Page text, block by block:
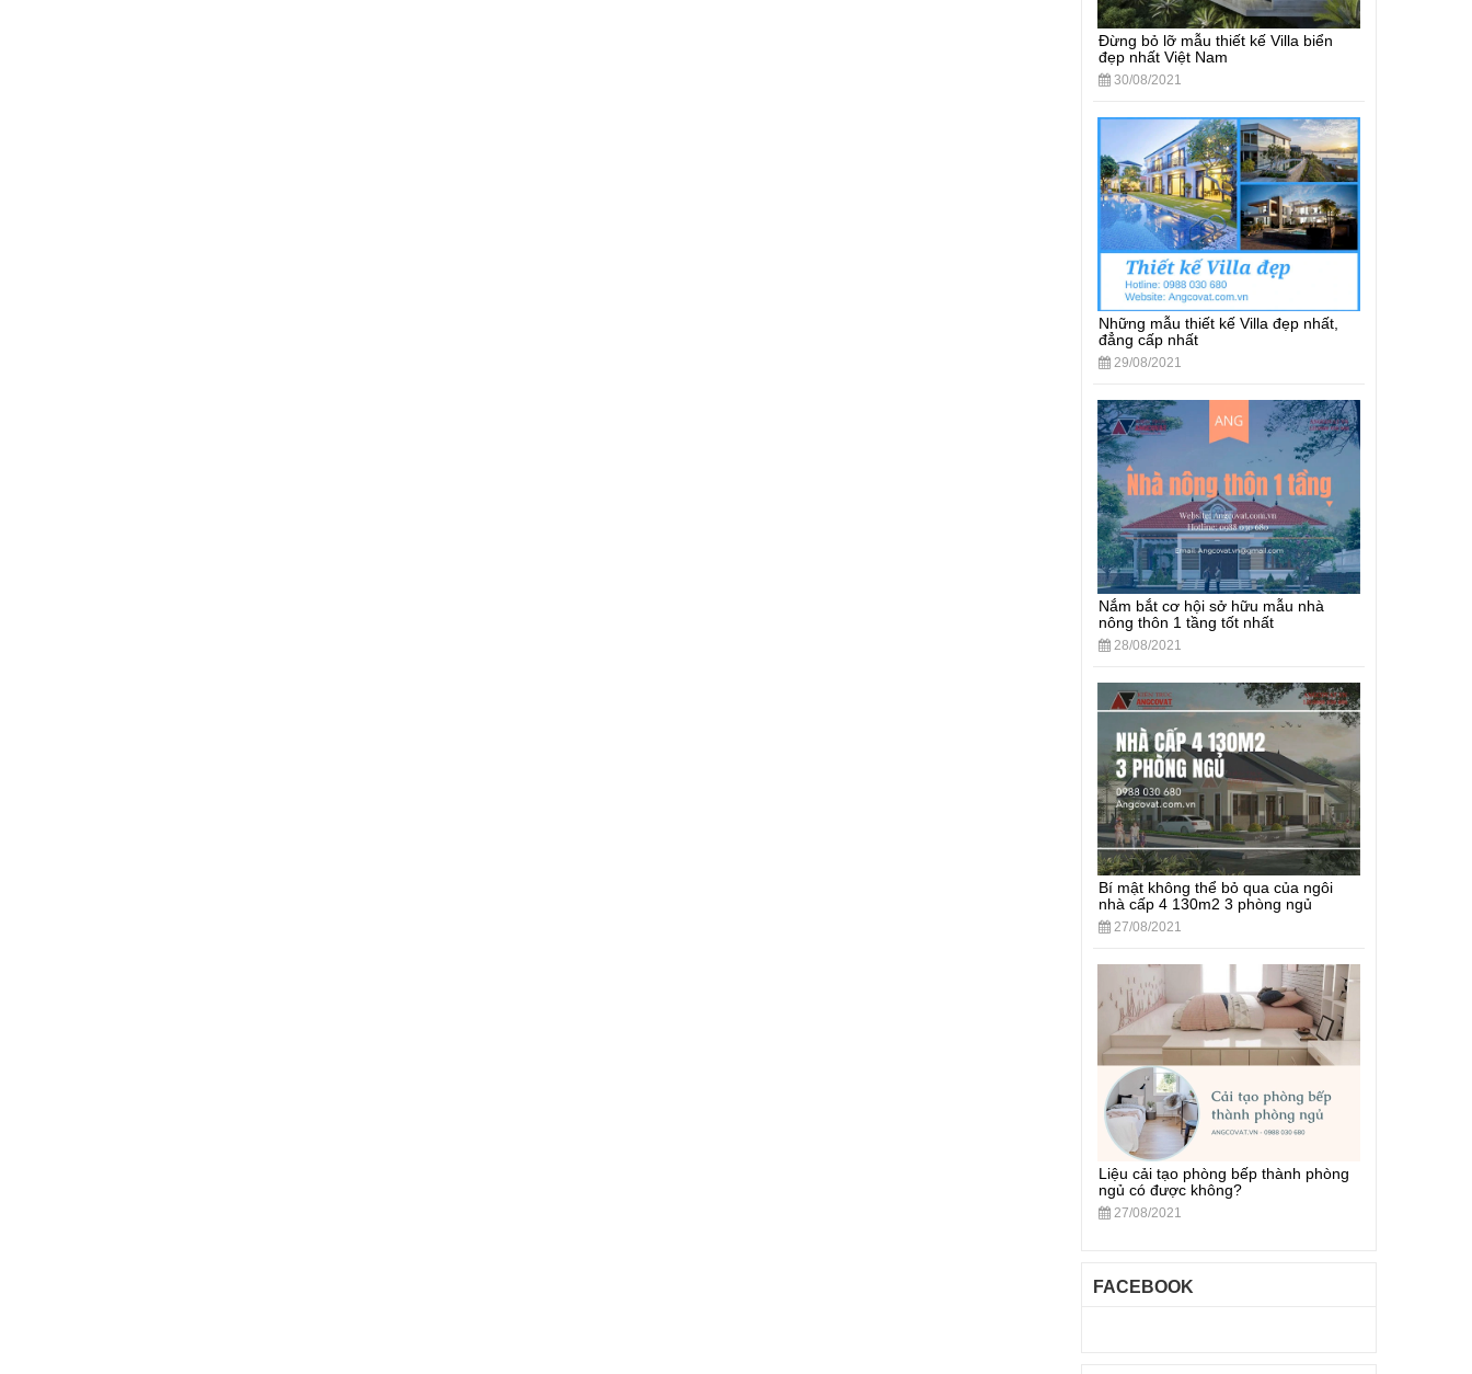
Đừng bỏ lỡ mẫu thiết kế Villa biển
đẹp nhất Việt Nam
30/08/2021
Những mẫu thiết kế Villa đẹp nhất,
đẳng cấp nhất
29/08/2021
Nắm bắt cơ hội sở hữu mẫu nhà
nông thôn 1 tầng tốt nhất
28/08/2021
Bí mật không thể bỏ qua của ngôi
nhà cấp 4 130m2 3 phòng ngủ
27/08/2021
Liệu cải tạo phòng bếp thành phòng
ngủ có được không?
27/08/2021
FACEBOOK